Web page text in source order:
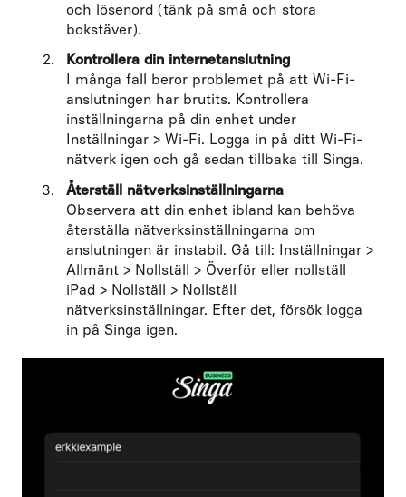
och lösenord (tänk på små och stora
bokstäver).
Kontrollera din internetanslutning
I många fall beror problemet på att Wi-Fi-
anslutningen har brutits. Kontrollera
inställningarna på din enhet under
Inställningar > Wi-Fi. Logga in på ditt Wi-Fi-
nätverk igen och gå sedan tillbaka till Singa.
Återställ nätverksinställningarna
Observera att din enhet ibland kan behöva
återställa nätverksinställningarna om
anslutningen är instabil. Gå till: Inställningar >
Allmänt > Nollställ > Överför eller nollställ
iPad > Nollställ > Nollställ
nätverksinställningar. Efter det, försök logga
in på Singa igen.